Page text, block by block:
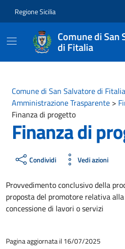
Regione Sicilia
Comune di San
di Fitalia
Comune di San Salvatore di Fitalia
Amministrazione Trasparente >
Finanza di progetto
Finanza di
Condividi Vedi azioni
Provvedimento conclusivo della
proposta del promotore relativa
concessione di lavori o servizi
Pagina aggiornata il 16/07/2025